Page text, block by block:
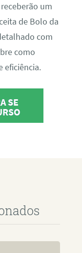
um
de Bolo da
com
como
eficiência.
SE